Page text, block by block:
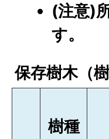
(注意)
す。
保存樹木（
樹種